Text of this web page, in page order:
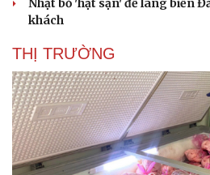
Nhặt bỏ 'hạt sạn' để làng biển
khách
THỊ TRƯỜNG